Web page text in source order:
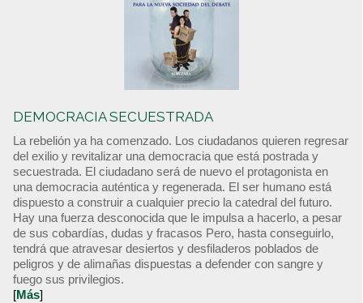
DEMOCRACIA SECUESTRADA
La rebelión ya ha comenzado. Los ciudadanos quieren regresar
del exilio y revitalizar una democracia que está postrada y
secuestrada. El ciudadano será de nuevo el protagonista en
una democracia auténtica y regenerada. El ser humano está
dispuesto a construir a cualquier precio la catedral del futuro.
Hay una fuerza desconocida que le impulsa a hacerlo, a pesar
de sus cobardías, dudas y fracasos Pero, hasta conseguirlo,
tendrá que atravesar desiertos y desfiladeros poblados de
peligros y de alimañas dispuestas a defender con sangre y
fuego sus privilegios.
[Más]